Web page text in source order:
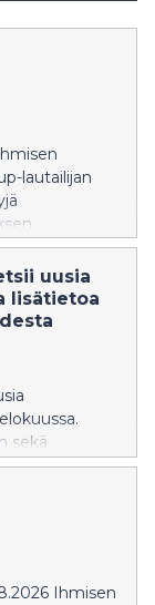
lautailijan
varassa.
uusia
lisätietoa
sekä
etukäteen
Ihmisen